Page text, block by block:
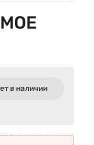
в наличии